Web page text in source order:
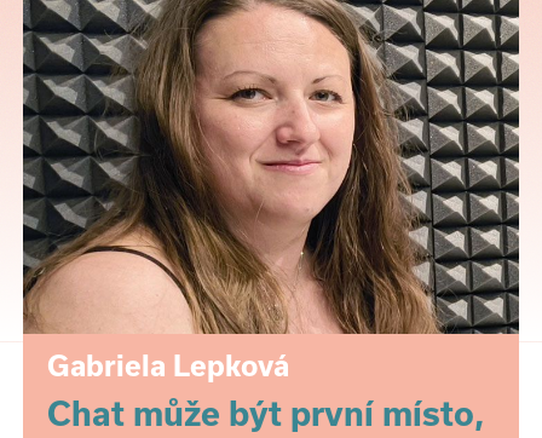
Gabriela Lepková
Chat může být první místo,